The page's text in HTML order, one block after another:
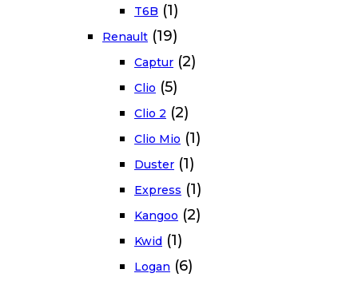
T6B (1)
Renault (19)
Captur (2)
Clio (5)
Clio 2 (2)
Clio Mio (1)
Duster (1)
Express (1)
Kangoo (2)
Kwid (1)
Logan (6)